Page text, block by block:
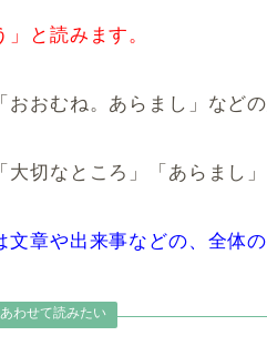
」と読みます。
おおむね。あらまし」など
大切なところ」「あらまし
文章や出来事などの、全体